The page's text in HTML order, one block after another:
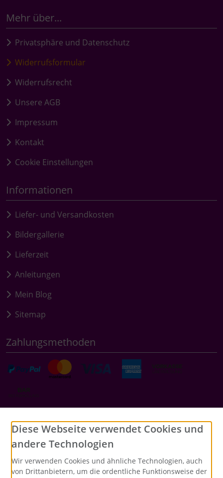
Mehr über...
Privatsphäre und Datenschutz
Widerrufsformular
Widerrufsrecht
Unsere AGB
Impressum
Kontakt
Cookie Einstellungen
Informationen
Liefer- und Versandkosten
Bildergallerie
Lieferzeit
Anleitungen
Mein Blog
Sitemap
Zahlungsmethoden
Social Media
Diese Webseite verwendet Cookies und
andere Technologien
Wir verwenden Cookies und ähnliche Technologien, auch
von Drittanbietern, um die ordentliche Funktionsweise der